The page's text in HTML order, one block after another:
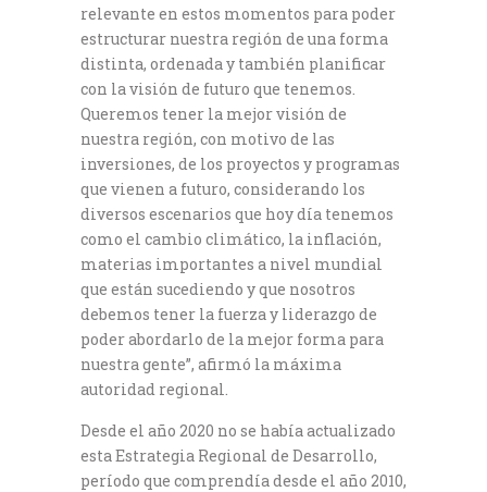
relevante en estos momentos para poder
estructurar nuestra región de una forma
distinta, ordenada y también planificar
con la visión de futuro que tenemos.
Queremos tener la mejor visión de
nuestra región, con motivo de las
inversiones, de los proyectos y programas
que vienen a futuro, considerando los
diversos escenarios que hoy día tenemos
como el cambio climático, la inflación,
materias importantes a nivel mundial
que están sucediendo y que nosotros
debemos tener la fuerza y liderazgo de
poder abordarlo de la mejor forma para
nuestra gente”, afirmó la máxima
autoridad regional.
Desde el año 2020 no se había actualizado
esta Estrategia Regional de Desarrollo,
período que comprendía desde el año 2010,